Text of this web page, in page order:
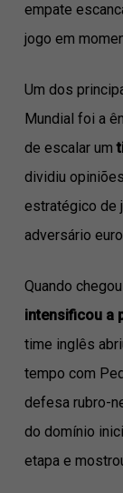
empate
jogo em
Um dos
Mundial foi a
de escalar um
dividiu
estratégico de
adversário
Quando
intensificou a
time inglês
tempo com
defesa rubro-
do domínio
etapa e